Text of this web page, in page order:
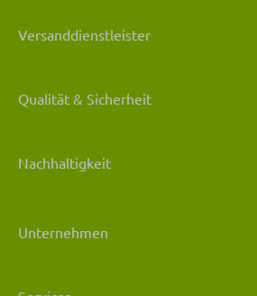
Versanddienstleister
Qualität & Sicherheit
Nachhaltigkeit
Unternehmen